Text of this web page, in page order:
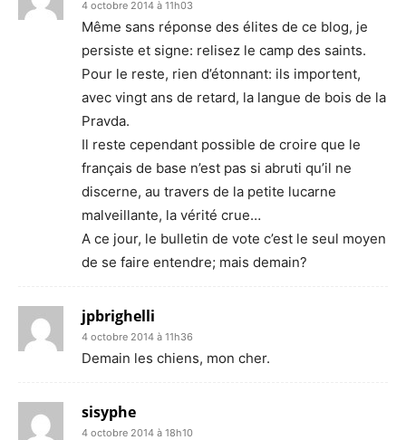
4 octobre 2014 à 11h03
Même sans réponse des élites de ce blog, je
persiste et signe: relisez le camp des saints.
Pour le reste, rien d’étonnant: ils importent,
avec vingt ans de retard, la langue de bois de la
Pravda.
Il reste cependant possible de croire que le
français de base n’est pas si abruti qu’il ne
discerne, au travers de la petite lucarne
malveillante, la vérité crue…
A ce jour, le bulletin de vote c’est le seul moyen
de se faire entendre; mais demain?
jpbrighelli
4 octobre 2014 à 11h36
Demain les chiens, mon cher.
sisyphe
4 octobre 2014 à 18h10